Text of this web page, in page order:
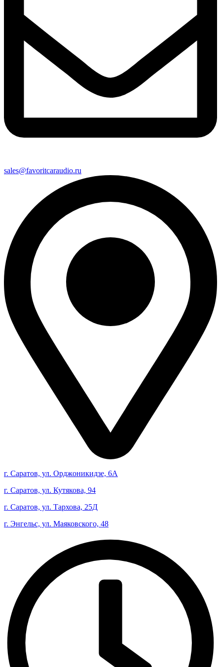
sales@favoritcaraudio.ru
г. Саратов, ул. Орджоникидзе, 6А
г. Саратов, ул. Кутякова, 94
г. Саратов, ул. Тархова, 25Д
г. Энгельс, ул. Маяковского, 48